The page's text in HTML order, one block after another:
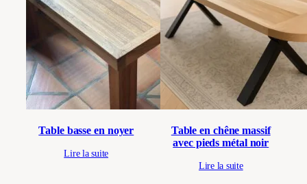
Table basse en noyer
Lire la suite
Table en chêne massif
avec pieds métal noir
Lire la suite